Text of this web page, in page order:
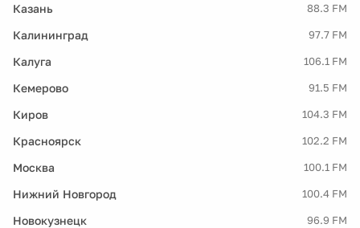
Казань 88.3 FM
Калининград 97.7 FM
Калуга 106.1 FM
Кемерово 91.5 FM
Киров 104.3 FM
Красноярск 102.2 FM
Москва 100.1 FM
Нижний Новгород 100.4 FM
Новокузнецк 96.9 FM